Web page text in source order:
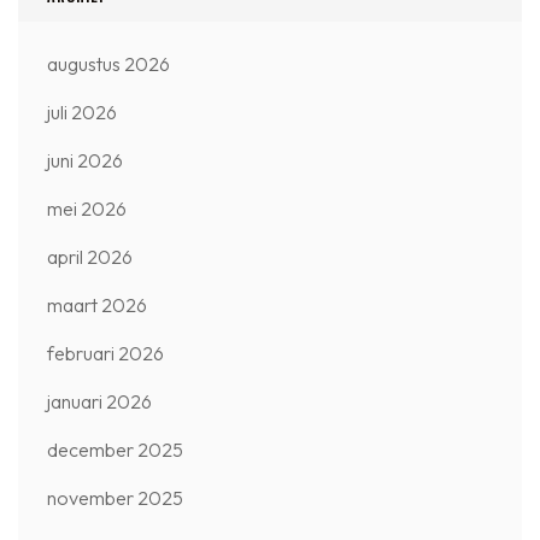
augustus 2026
juli 2026
juni 2026
mei 2026
april 2026
maart 2026
februari 2026
januari 2026
december 2025
november 2025